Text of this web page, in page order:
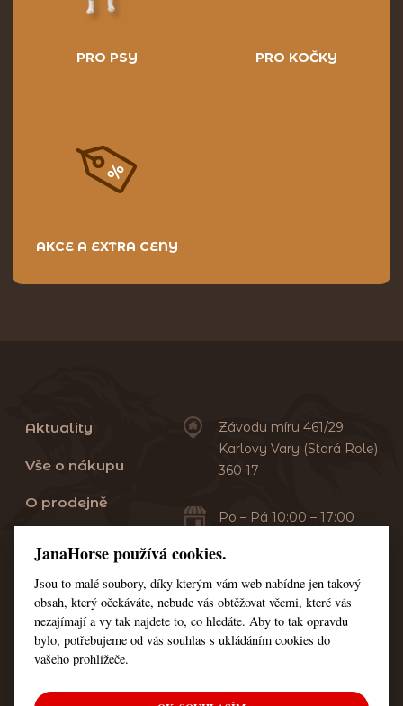
PRO PSY PRO KOČKY
AKCE A EXTRA CENY
Aktuality
Vše o nákupu
O prodejně
Servis
Kontakt
Nastavení cookies
Závodu míru 461/29
Karlovy Vary (Stará Role)
360 17
Po – Pá 10:00 – 17:00
+420 353 549 410
+420 608 444 378
JanaHorse používá cookies.
Jsou to malé soubory, díky kterým vám web nabídne jen takový
obsah, který očekáváte, nebude vás obtěžovat věcmi, které vás
nezajímají a vy tak najdete to, co hledáte. Aby to tak opravdu
bylo, potřebujeme od vás souhlas s ukládáním cookies do
vašeho prohlížeče.